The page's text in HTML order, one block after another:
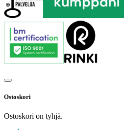
Ostoskori
Ostoskori on tyhjä.